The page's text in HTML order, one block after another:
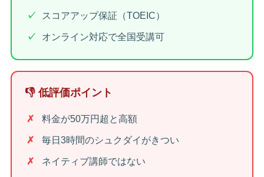
スコアアップ保証（TOEIC）
オンライン対応で全国受講可
👎 低評価ポイント
料金が50万円超と高額
毎日3時間のシュクダイがきつい
ネイティブ講師ではない